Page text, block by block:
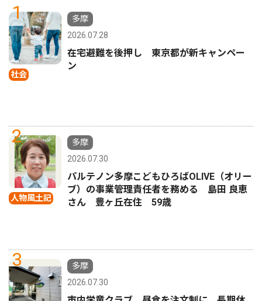
1
社会
多摩
2026.07.28
在宅避難を後押し 東京都が新キャンペー
ン
2
人物風土記
多摩
2026.07.30
パルテノン多摩こどもひろばOLIVE（オリー
ブ）の事業管理責任者を務める 島田 良恵
さん 豊ヶ丘在住 59歳
3
多摩
2026.07.30